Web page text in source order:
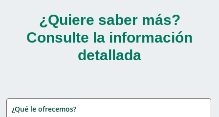
¿Quiere saber más?
Consulte la información
detallada
¿Qué le ofrecemos?